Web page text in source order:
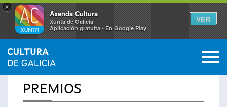
×
Axenda Cultura
Xunta de Galicia
Aplicación gratuíta - En Google Play
VER
Vostede
está
INICIO 0
PREMIOS